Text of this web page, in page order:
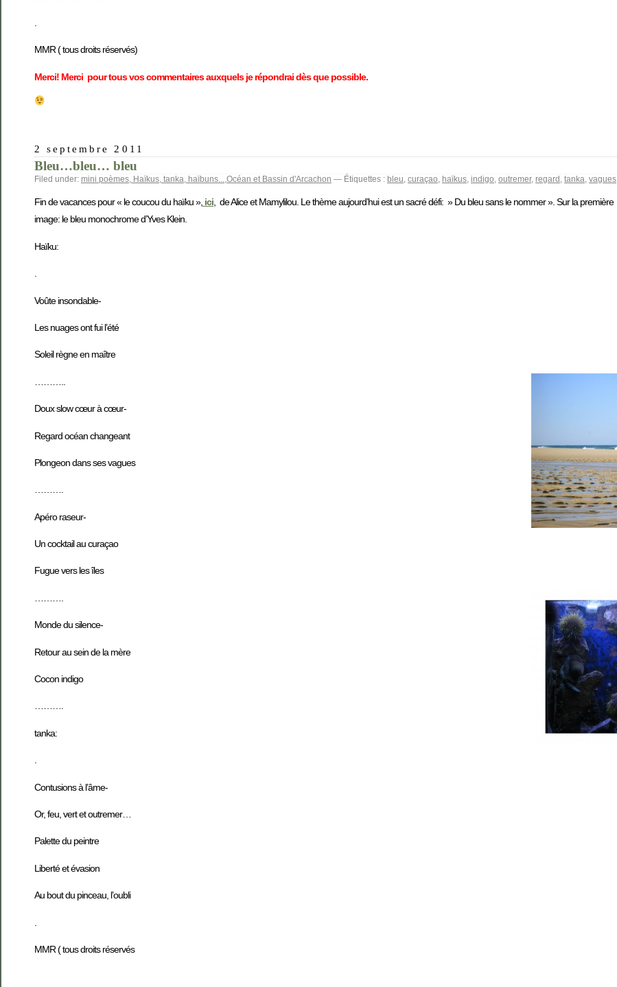
MMR ( tous droits réservés)
Merci! Merci pour tous vos commentaires auxquels je répondrai dès que possible.
2 septembre 2011
Bleu…bleu… bleu
Filed under: mini poèmes, Haïkus, tanka, haïbuns...,Océan et Bassin d'Arcachon — Étiquettes : bleu, curaçao, haïkus, indigo, outremer, regard , tanka, vagues
Fin de vacances pour « le coucou du haïku », ici, de Alice et Mamylilou. Le thème aujourd’hui est un sacré défi: » Du bleu sans le nommer ».Sur la première
image: le bleu monochrome d’Yves Klein.
Haïku:
Voûte insondable-
Les nuages ont fui l’été
Soleil règne en maître
Doux slow cœur à cœur-
Regard océan changeant
Plongeon dans ses vagues
……….
Apéro raseur-
Un cocktail au curaçao
Fugue vers les îles
Monde du silence-
Retour au sein de la mère
Cocon indigo
……….
tanka:
.
Contusions à l’âme-
Or, feu, vert et outremer…
Palette du peintre
Liberté et évasion
Au bout du pinceau, l’oubli
MMR ( tous droits réservés